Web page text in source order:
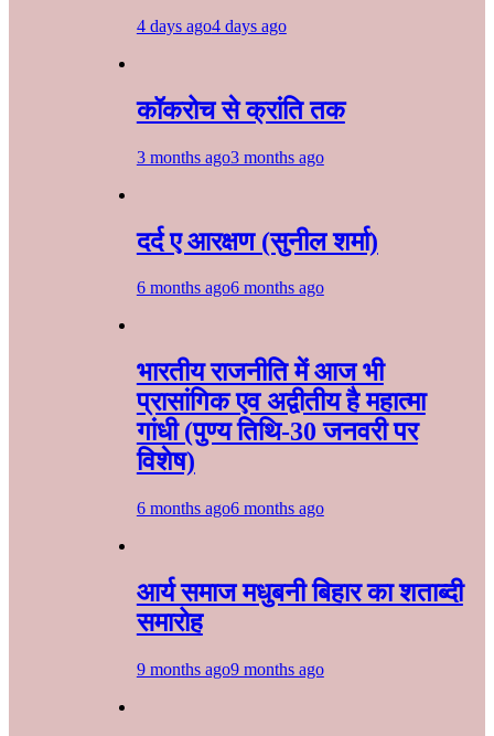
4 days ago4 days ago
कॉकरोच से क्रांति तक
3 months ago3 months ago
दर्द ए आरक्षण (सुनील शर्मा)
6 months ago6 months ago
भारतीय राजनीति में आज भी
प्रासांगिक एव अद्वीतीय है महात्मा
गांधी (पुण्य तिथि-30 जनवरी पर
विशेष)
6 months ago6 months ago
आर्य समाज मधुबनी बिहार का शताब्दी
समारोह
9 months ago9 months ago